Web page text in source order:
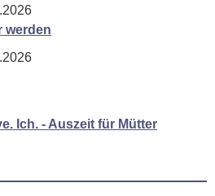
werden
Ich. - Auszeit für Mütter